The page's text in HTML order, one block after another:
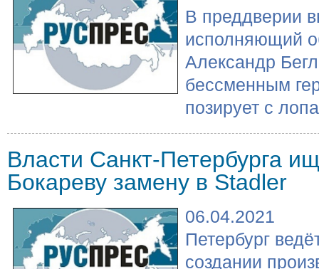
В преддверии
исполняющий
Александр
бессменным
позирует с
Власти Санкт-Петербурга
Бокареву замену в Stadler
06.04.2021
Петербург
создании